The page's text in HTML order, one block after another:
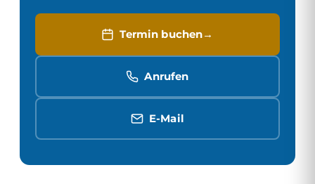
Termin buchen
Anrufen
E-Mail